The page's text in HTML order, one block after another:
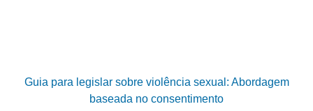
Guia para legislar sobre violência sexual: Abordagem
baseada no consentimento